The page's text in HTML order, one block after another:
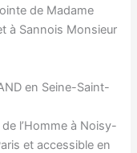
de Madame
à Sannois Monsieur
en Seine-Saint-
l’Homme à Noisy-
et accessible en